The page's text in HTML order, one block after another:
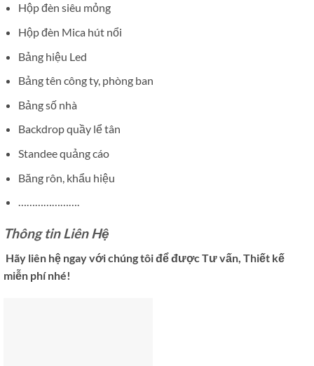
Hộp đèn siêu mỏng
Hộp đèn Mica hút nổi
Bảng hiệu Led
Bảng tên công ty, phòng ban
Bảng số nhà
Backdrop quầy lể tân
Standee quảng cáo
Băng rôn, khẩu hiệu
………………….
Thông tin Liên Hệ
Hãy liên hệ ngay với chúng tôi để được Tư vấn, Thiết kế
miễn phí nhé!